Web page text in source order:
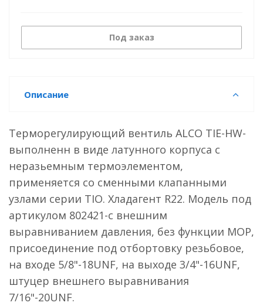
Под заказ
Описание
Терморегулирующий вентиль ALCO TIЕ-HW-
выполненн в виде латунного корпуса с
неразьемным термоэлементом,
применяется со сменными клапанными
узлами серии TIO. Хладагент R22. Модель под
артикулом 802421-с внешним
выравниванием давления, без функции MOP,
присоединение под отбортовку резьбовое,
на входе 5/8"-18UNF, на выходе 3/4"-16UNF,
штуцер внешнего выравнивания
7/16"-20UNF.